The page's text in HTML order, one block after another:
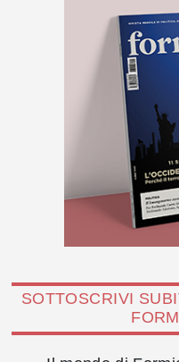
SOTTOSCRIVI